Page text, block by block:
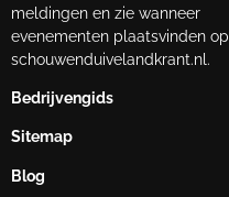
meldingen en zie wanneer
evenementen plaatsvinden op
schouwenduivelandkrant.nl.
Bedrijvengids
Sitemap
Blog